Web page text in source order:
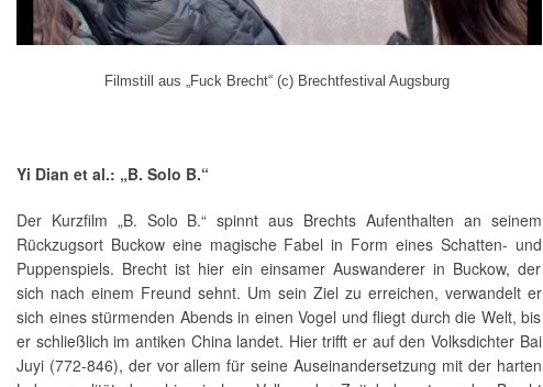
Filmstill aus „Fuck Brecht“ (c) Brechtfestival Augsburg
Yi Dian et al.: „B. Solo B.“
Der Kurzfilm „B. Solo B.“ spinnt aus Brechts Aufenthalten an seinem
Rückzugsort Buckow eine magische Fabel in Form eines Schatten- und
Puppenspiels. Brecht ist hier ein einsamer Auswanderer in Buckow, der
sich nach einem Freund sehnt. Um sein Ziel zu erreichen, verwandelt er
sich eines stürmenden Abends in einen Vogel und fliegt durch die Welt, bis
er schließlich im antiken China landet. Hier trifft er auf den Volksdichter Bai
Juyi (772-846), der vor allem für seine Auseinandersetzung mit der harten